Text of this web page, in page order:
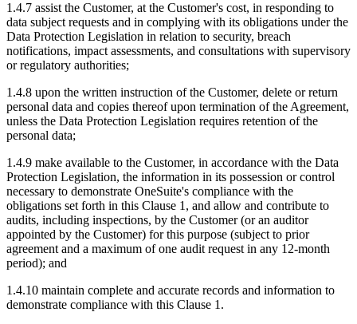
1.4.7 assist the Customer, at the Customer's cost, in responding to
data subject requests and in complying with its obligations under the
Data Protection Legislation in relation to security, breach
notifications, impact assessments, and consultations with supervisory
or regulatory authorities;
1.4.8 upon the written instruction of the Customer, delete or return
personal data and copies thereof upon termination of the Agreement,
unless the Data Protection Legislation requires retention of the
personal data;
1.4.9 make available to the Customer, in accordance with the Data
Protection Legislation, the information in its possession or control
necessary to demonstrate OneSuite's compliance with the
obligations set forth in this Clause 1, and allow and contribute to
audits, including inspections, by the Customer (or an auditor
appointed by the Customer) for this purpose (subject to prior
agreement and a maximum of one audit request in any 12-month
period); and
1.4.10 maintain complete and accurate records and information to
demonstrate compliance with this Clause 1.